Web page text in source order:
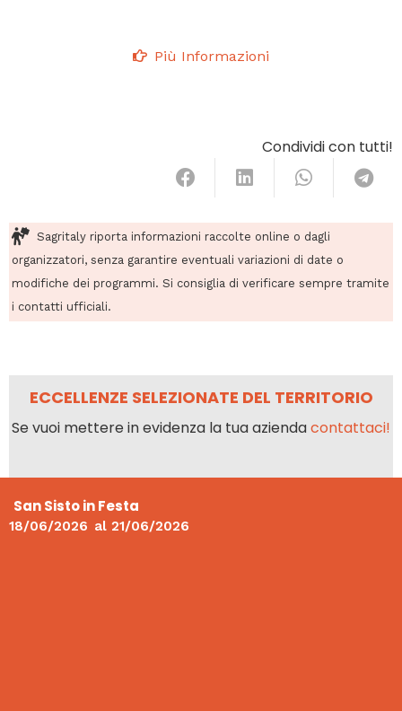
Più Informazioni
Condividi con tutti!
Sagritaly riporta informazioni raccolte online o dagli
organizzatori, senza garantire eventuali variazioni di date o
modifiche dei programmi. Si consiglia di verificare sempre tramite
i contatti ufficiali.
ECCELLENZE SELEZIONATE DEL TERRITORIO
Se vuoi mettere in evidenza la tua aziendacontattaci!
San Sisto in Festa
18/06/2026 al 21/06/2026